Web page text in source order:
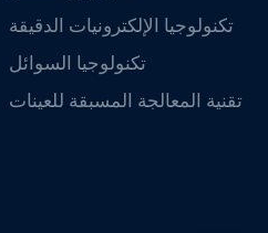
تكنولوجيا الإلكترونيات الدقيقة
تكنولوجيا السوائل
تقنية المعالجة المسبقة للعينات